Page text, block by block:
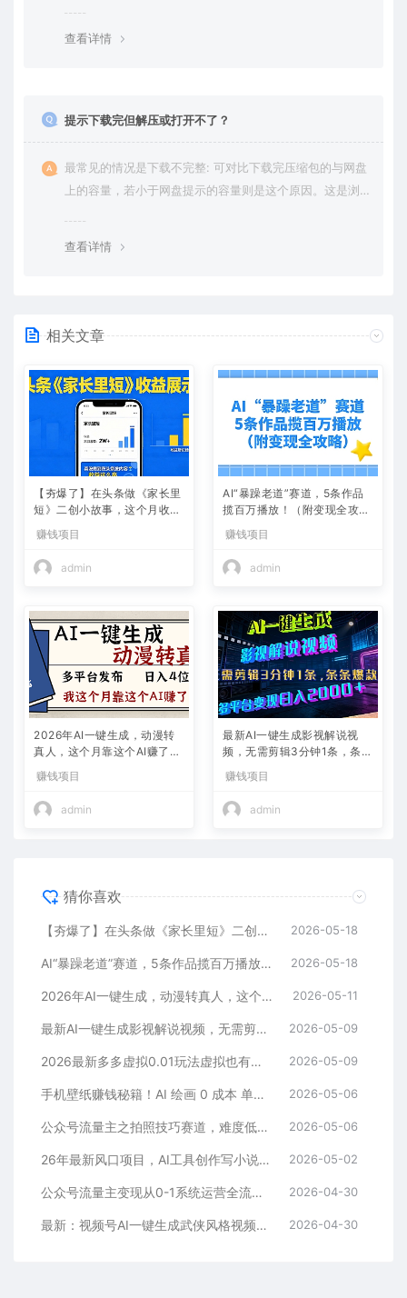
查看详情
提示下载完但解压或打开不了？
最常见的情况是下载不完整: 可对比下载完压缩包的与网盘
上的容量，若小于网盘提示的容量则是这个原因。这是浏
查看详情
相关文章
【夯爆了】在头条做《家长里
短》二创小故事，这个月收益
2w+
赚钱项目
admin
AI“暴躁老道”赛道，5条作品
揽百万播放！（附变现全攻
略）
赚钱项目
admin
2026年AI一键生成，动漫转
真人，这个月靠这个AI赚了2
赚钱项目
admin
最新AI一键生成影视解说视
频，无需剪辑3分钟1条，条条
+
赚钱项目
admin
猜你喜欢
【夯爆了】在头条做《家长里短》二创小故事，这个月收益2w+ 2026-05-18
AI“暴躁老道”赛道，5条作品揽百万播放！（附变现全攻略） 2026-05-18
2026年AI一键生成，动漫转真人，这个月靠这个AI赚了2W+ 2026-05-11
最新AI一键生成影视解说视频，无需剪辑3分钟1条，条条爆款，多平台变现日入2000+ 2026-05-09
2026最新多多虚拟0.01玩法虚拟也有新门路轻松日入2500! 2026-05-09
手机壁纸赚钱秘籍！AI 绘画 0 成本 单店狂销 3.8 万单 2026-05-06
公众号流量主之拍照技巧赛道，难度低+流量大，起号第一篇就爆了10w阅读！ 2026-05-06
26年最新风口项目，AI工具创作写小说，轻松实现日入1000+ 2026-05-02
公众号流量主变现从0-1系统运营全流程讲解！ 2026-04-30
最新：视频号AI一键生成武侠风格视频，狂撸视频号分成收益，学完轻松日入1000+ 2026-04-30